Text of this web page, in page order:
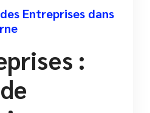
Entreprises dans
: